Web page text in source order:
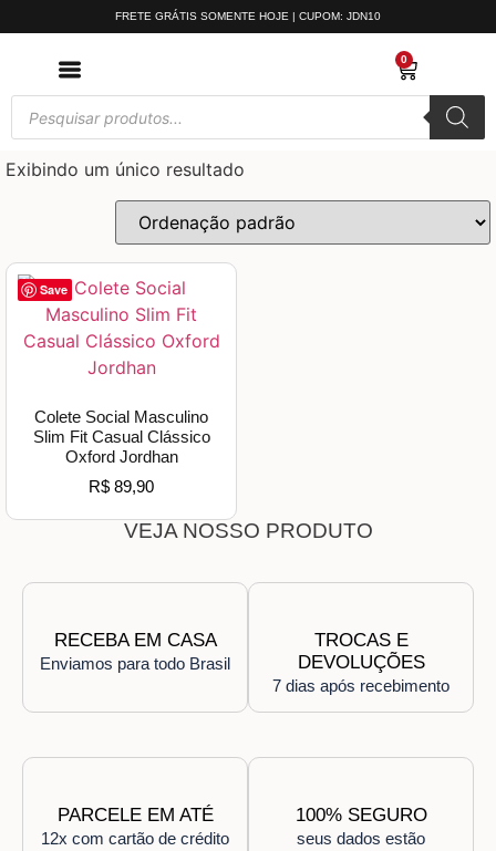
FRETE GRÁTIS SOMENTE HOJE | CUPOM: JDN10
0
Exibindo um único resultado
Save
Colete Social Masculino
Slim Fit Casual Clássico
Oxford Jordhan
R$ 89,90
VEJA NOSSO PRODUTO
RECEBA EM CASA
Enviamos para todo Brasil
TROCAS E
DEVOLUÇÕES
7 dias após recebimento
PARCELE EM ATÉ
12x com cartão de crédito
100% SEGURO
seus dados estão